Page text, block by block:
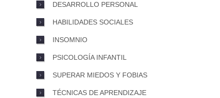
DESARROLLO PERSONAL
HABILIDADES SOCIALES
INSOMNIO
PSICOLOGÍA INFANTIL
SUPERAR MIEDOS Y FOBIAS
TÉCNICAS DE APRENDIZAJE